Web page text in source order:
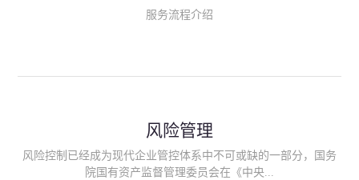
人责任险、首台套/首版次保险、科技保险等）；（三）传统财产
险产品；（六）保险招投标业务。随着业务的开展，华西经纪会
供专业、优质的保险经纪服务。
服务流程介绍
风险管理
风险控制已经成为现代企业管控体系中不可或缺的一部分，国务
院国有资产监督管理委员会在《中央...